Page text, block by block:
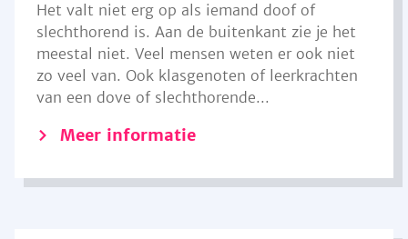
Het valt niet erg op als iemand doof of
slechthorend is. Aan de buitenkant zie je het
meestal niet. Veel mensen weten er ook niet
zo veel van. Ook klasgenoten of leerkrachten
van een dove of slechthorende...
Meer informatie